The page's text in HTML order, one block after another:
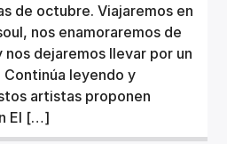
de octubre. Viajaremos en
nos enamoraremos de
nos dejaremos llevar por un
leyendo y
artistas proponen
El […]